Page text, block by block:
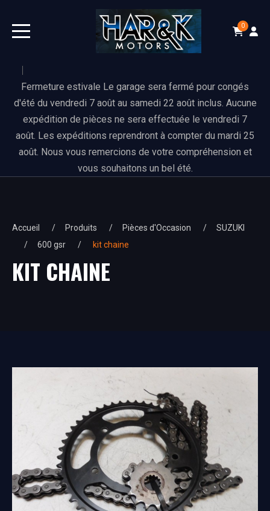
0
Fermeture estivale Le garage sera fermé pour congés
d'été du vendredi 7 août au samedi 22 août inclus. Aucune
expédition de pièces ne sera effectuée le vendredi 7
août. Les expéditions reprendront à compter du mardi 25
août. Nous vous remercions de votre compréhension et
vous souhaitons un bel été.
Accueil Produits Pièces d'Occasion
SUZUKI
600 gsr
kit chaine
KIT CHAINE